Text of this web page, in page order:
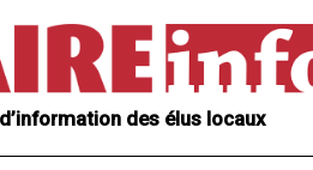
des élus locaux